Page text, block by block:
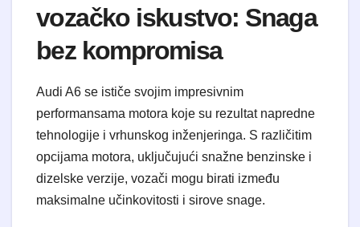
vozačko iskustvo: Snaga
bez kompromisa
Audi A6 se ističe svojim impresivnim
performansama motora koje su rezultat napredne
tehnologije i vrhunskog inženjeringa. S različitim
opcijama motora, uključujući snažne benzinske i
dizelske verzije, vozači mogu birati između
maksimalne učinkovitosti i sirove snage.